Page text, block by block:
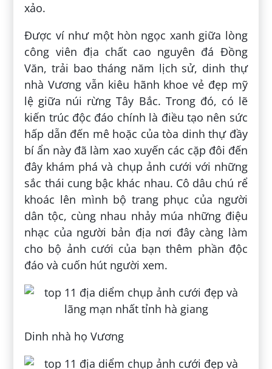
xảo.
Được ví như một hòn ngọc xanh giữa lòng
công viên địa chất cao nguyên đá Đồng
Văn, trải bao tháng năm lịch sử, dinh thự
nhà Vương vẫn kiêu hãnh khoe vẻ đẹp mỹ
lệ giữa núi rừng Tây Bắc. Trong đó, có lẽ
kiến trúc độc đáo chính là điều tạo nên sức
hấp dẫn đến mê hoặc của tòa dinh thự đầy
bí ẩn này đã làm xao xuyến các cặp đôi đến
đây khám phá và chụp ảnh cưới với những
sắc thái cung bậc khác nhau. Cô dâu chú rể
khoác lên mình bộ trang phục của người
dân tộc, cùng nhau nhảy múa những điệu
nhạc của người bản địa nơi đây càng làm
cho bộ ảnh cưới của bạn thêm phần độc
đáo và cuốn hút người xem.
Dinh nhà họ Vương